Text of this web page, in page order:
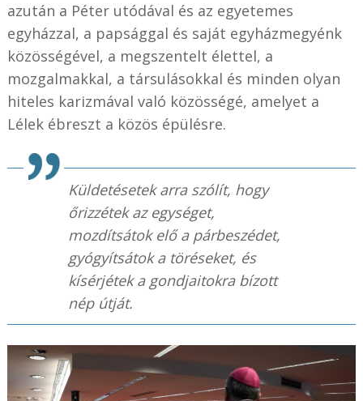
azután a Péter utódával és az egyetemes
egyházzal, a papsággal és saját egyházmegyénk
közösségével, a megszentelt élettel, a
mozgalmakkal, a társulásokkal és minden olyan
hiteles karizmával való közösségé, amelyet a
Lélek ébreszt a közös épülésre.
Küldetésetek arra szólít, hogy
őrizzétek az egységet,
mozdítsátok elő a párbeszédet,
gyógyítsátok a töréseket, és
kísérjétek a gondjaitokra bízott
nép útját.